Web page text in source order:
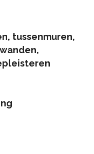
tussenmuren,